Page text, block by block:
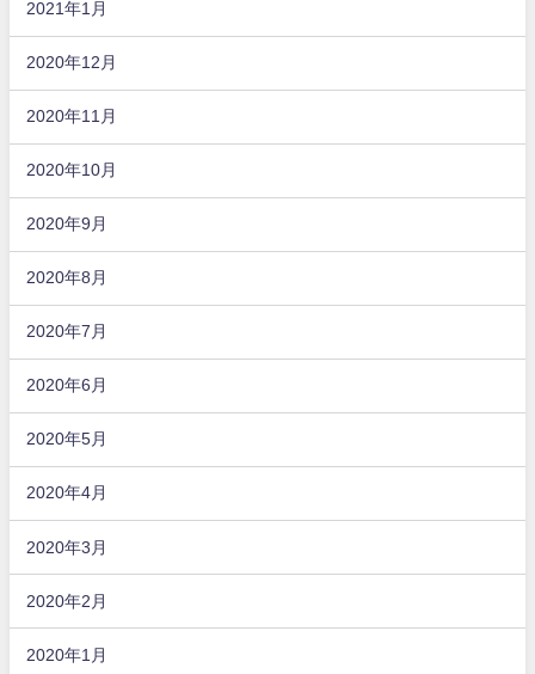
2021年1月
2020年12月
2020年11月
2020年10月
2020年9月
2020年8月
2020年7月
2020年6月
2020年5月
2020年4月
2020年3月
2020年2月
2020年1月